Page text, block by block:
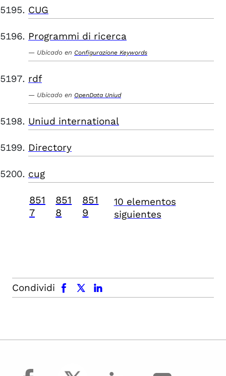
CUG
Programmi di ricerca
Ubicado en Configurazione Keywords
rdf
Ubicado en OpenData Uniud
Uniud international
Directory
cug
851
7
851
8
851
9
10 elementos
siguientes
Condividi
facebook x.com linkedin
facebook